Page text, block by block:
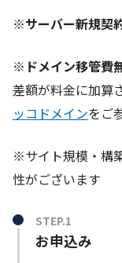
※サーバー新規契
※ ドメイン移管費
差額が料金に加算
ッコドメインをご
※サイト規模・構
性がございます
STEP.1
お申込み